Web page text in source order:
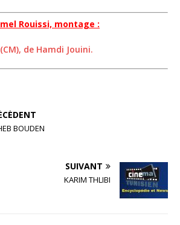
Rouissi, montage :
(CM), de Hamdi Jouini.
BOUDEN
SUIVANT
KARIM THLIBI